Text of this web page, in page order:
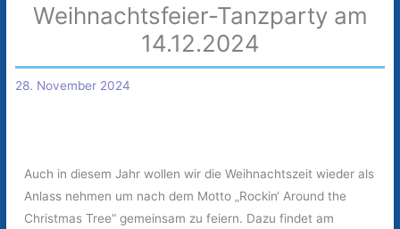
Weihnachtsfeier-Tanzparty am
14.12.2024
28. November 2024
Auch in diesem Jahr wollen wir die Weihnachtszeit wieder als
Anlass nehmen um nach dem Motto „Rockin‘ Around the
Christmas Tree“ gemeinsam zu feiern. Dazu findet am